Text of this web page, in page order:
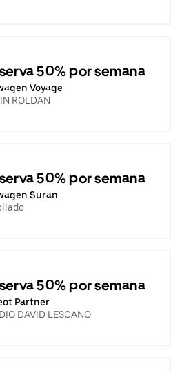
50% por semana
Voyage
ROLDAN
50% por semana
Suran
50% por semana
Partner
DAVID LESCANO